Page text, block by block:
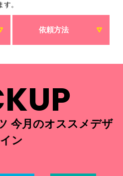
。
依頼方法
今月のオススメデザ
イン